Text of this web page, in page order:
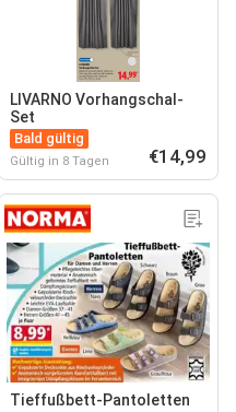
LIVARNO Vorhangschal-
Set
Bald gültig
Gültig in 8 Tagen €14,99
Tieffußbett-Pantoletten